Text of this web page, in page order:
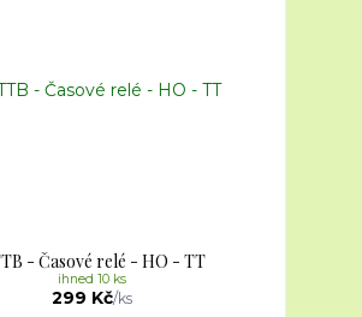
- Časové relé - HO - TT
299 Kč/ks
ihned 10 ks